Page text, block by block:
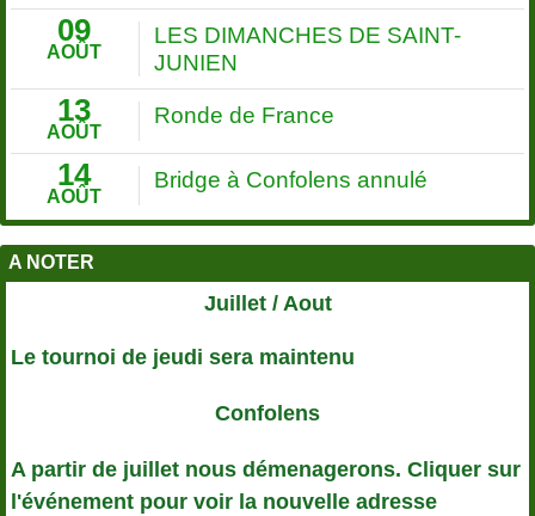
09
AOÛT
LES DIMANCHES DE SAINT-
JUNIEN
13
AOÛT
Ronde de France
14
AOÛT
Bridge à Confolens annulé
A NOTER
Juillet / Aout
Le tournoi de jeudi sera maintenu
Confolens
A partir de juillet nous démenagerons. Cliquer sur
l'événement pour voir la nouvelle adresse